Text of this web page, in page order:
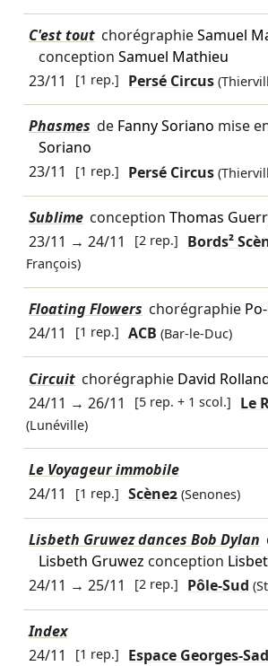
C'est tout chorégraphieSamuel
conception Samuel Mathieu
23/11
[1 rep.] Persé Circus
Phasmes de Fanny Soriano mise
Soriano
23/11
[1 rep.] Persé Circus
Sublime conception Thomas
23/11 → 24/11 [2 rep.] Bords²
François)
Floating Flowers chorégraphie
24/11
[1 rep.] ACB (Bar-le-Duc)
Circuit chorégraphie David
24/11 → 26/11 [5 rep. + 1 scol.] Le
(Lunéville)
Le Voyageur immobile
24/11
[1 rep.] Scène2 (Senones)
Lisbeth Gruwez dances Bob Dylan
Lisbeth Gruwez conception
24/11 → 25/11 [2 rep.] Pôle-Sud
Index
24/11
[1 rep.] Espace Georges-